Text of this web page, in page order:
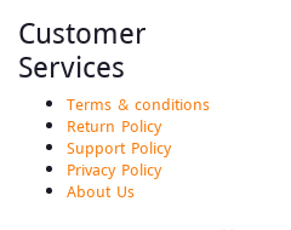
Customer
Services
Terms & conditions
Return Policy
Support Policy
Privacy Policy
About Us